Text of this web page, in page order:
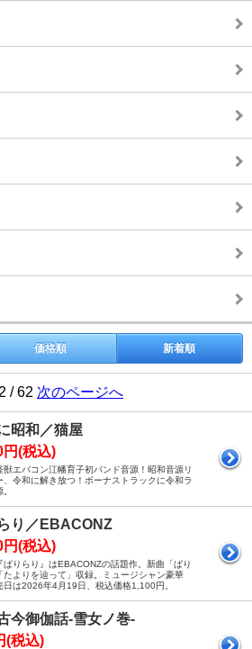
価格順 新着順
/ 62 次のページへ
昭和／猫屋
円(税込)
獣エバコン江幡育子初バンド音源！昭和音源リ
、令和に解き放つ！ボーナストラックに令和ラ
り／EBACONZ
円(税込)
ぱりらり』はEBACONZの話題作。新曲「ぱり
たよりを辿って」収録。ミュージシャン豪華
日は2026年4月19日、税込価格1,100円。
今御伽話-雪女ノ巻-
(税込)